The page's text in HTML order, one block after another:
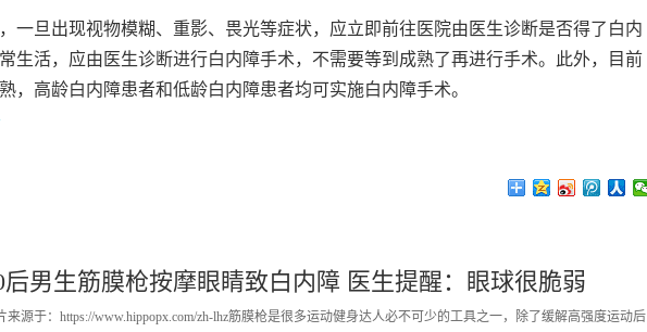
旦出现视物模糊、重影、畏光等症状，应立即前往医院由医生诊断是否得了白内
生活，应由医生诊断进行白内障手术，不需要等到成熟了再进行手术。此外，目前
，高龄白内障患者和低龄白内障患者均可实施白内障手术。
后男生筋膜枪按摩眼睛致白内障 医生提醒：眼球很脆弱
来源于：https://www.hippopx.com/zh-lhz筋膜枪是很多运动健身达人必不可少的工具之一，除了缓解高强度运动后